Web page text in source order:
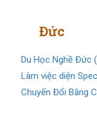
Đức
Du Học Nghề Đức
Làm việc diện
Chuyển Đổi Bằng